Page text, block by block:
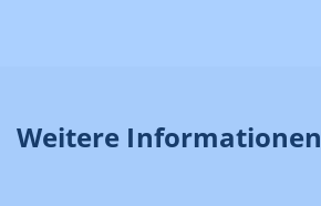
Weitere Informationen